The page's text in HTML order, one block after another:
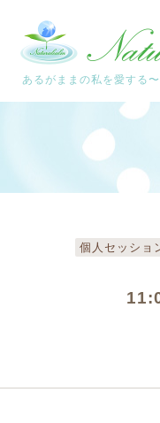
あるがままの私を愛する
個人セッショ